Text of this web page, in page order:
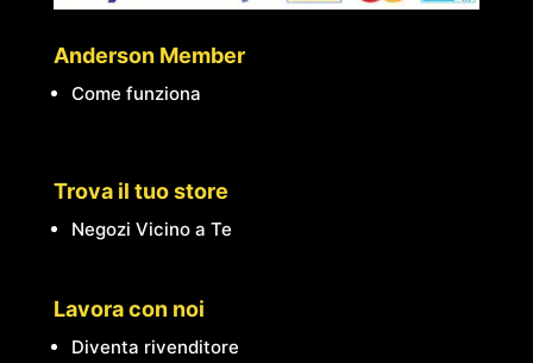
Anderson Member
Come funziona
Trova il tuo store
Negozi Vicino a Te
Lavora con noi
Diventa rivenditore